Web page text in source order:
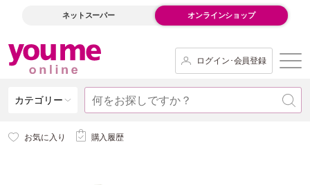
ネットスーパー オンラインショップ
ログイン･会員登録
カテゴリー
お気に入り 購入履歴